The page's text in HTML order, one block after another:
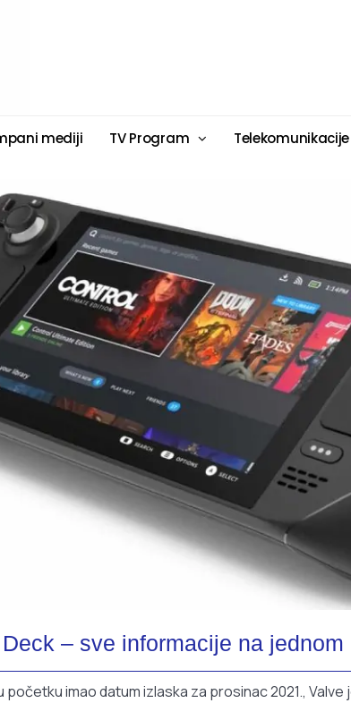
mediji TV Program Telekomunikacije
– sve informacije na jednom
početku imao datum izlaska za prosinac 2021.,